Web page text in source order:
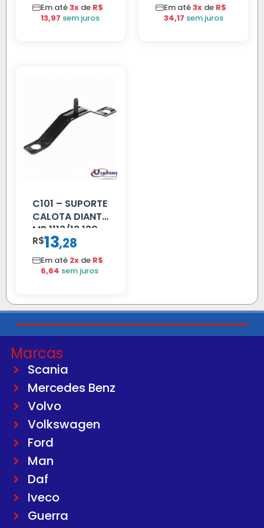
VERMELHA
Em até3x de R$
13,97 sem juros
Em até3x de R$
34,17 sem juros
C101 – SUPORTE
CALOTA DIANT
MB 1113/13.130
R$13,28
Em até 2x de R$
6,64 sem juros
Marcas
Scania
Mercedes Benz
Volvo
Volkswagen
Ford
Man
Daf
Iveco
Guerra